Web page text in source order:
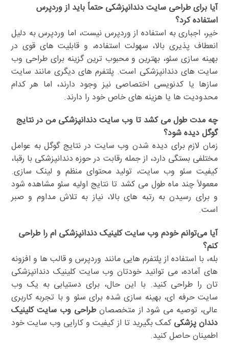
آیا برای طراحی سایت دندانپزشکی حتماً باید از وردپرس
استفاده کرد؟
خیر، اجباری به استفاده از وردپرس نیست، اما وردپرس به دلیل
انعطاف پذیری بالا، سهولت استفاده، و قابلیت های قوی در
بهینه سازی سئو، بهترین و محبوب ترین گزینه برای طراحی وب
سایت های دندانپزشکی است. پلتفرم های دیگری مانند سایت
سازها یا کدنویسی اختصاصی نیز وجود دارند، اما هر کدام
محدودیت ها یا هزینه های خاص خود را دارند.
چه مدت طول می کشد تا وب سایت دندانپزشکی من در نتایج
گوگل دیده شود؟
زمان لازم برای دیده شدن وب سایت در نتایج گوگل به عوامل
مختلفی بستگی دارد، از جمله رقابت در حوزه دندانپزشکی با رقبا،
کیفیت سئو وب سایت، تولید محتوای منظم و لینک سازی.
معمولاً چند ماه طول می کشد تا نتایج اولیه سئو مشاهده شود
و برای رسیدن به رتبه های بالا، نیاز به تلاش مداوم و صبر
است.
آیا می‌توانم خودم وب سایت کلینیک دندانپزشکی ام را طراحی
کنم؟
بله، با استفاده از پلتفرم هایی مانند وردپرس و قالب ها و افزونه
های آماده، می توانید خودتان وب سایت کلینیک دندانپزشکی
تان را طراحی کنید. با این حال، برای دستیابی به یک وب
سایت حرفه ای، بهینه سازی شده برای سئو و با تجربه کاربری
عالی، توصیه می شود از متخصصانطراحی وب سایت کلینیک
دندان پزشکی کمک بگیرید تا از کیفیت و کارایی وب سایت خود
اطمینان حاصل کنید.